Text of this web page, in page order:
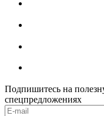
Подпишитесь на
спецпредложениях